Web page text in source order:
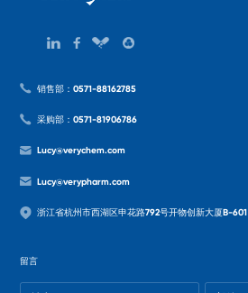
销售部：0571-88162785
采购部：0571-81906786
Lucy@verychem.com
Lucy@verypharm.com
浙江省杭州市西湖区申花路792号开物创新大厦B-601
留言